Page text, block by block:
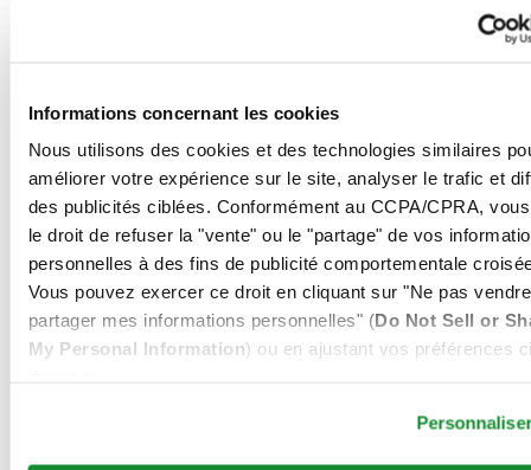
Informations concernant les cookies
Nous utilisons des cookies et des technologies similaires
améliorer votre expérience sur le site, analyser le trafic et
des publicités ciblées. Conformément au CCPA/CPRA,
le droit de refuser la "vente" ou le "partage" de vos
personnelles à des fins de publicité comportementale
Vous pouvez exercer ce droit en cliquant sur "Ne pas
partager mes informations personnelles" (Do Not Sell or
My Personal Information) ou en ajustant vos préférences
Riyadh
Arabie Saoudite
00966 1 4032968
Riyadh@al-ghazalisa.com
See detailsGo to the 'AL-GHAZALI RIYADH'
AL-GHAZALI RIYADH
Olaya
Riyadh
Arabie Saoudite
00966 1 4561410